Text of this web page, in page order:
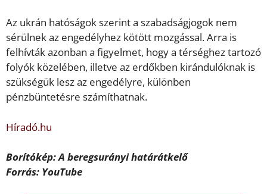
Az ukrán hatóságok szerint a szabadságjogok nem
sérülnek az engedélyhez kötött mozgással. Arra is
felhívták azonban a figyelmet, hogy a térséghez tartozó
folyók közelében, illetve az erdőkben kirándulóknak is
szükségük lesz az engedélyre, különben
pénzbüntetésre számíthatnak.
Híradó.hu
Borítókép: A beregsurányi határátkelő
Forrás: YouTube